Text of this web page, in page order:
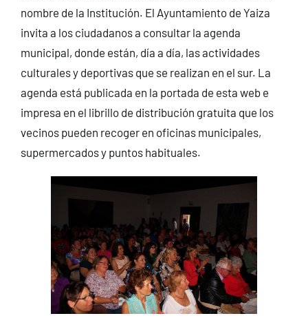
nombre de la Institución. El Ayuntamiento de Yaiza
invita a los ciudadanos a consultar la agenda
municipal, donde están, día a día, las actividades
culturales y deportivas que se realizan en el sur. La
agenda está publicada en la portada de esta web e
impresa en el librillo de distribución gratuita que los
vecinos pueden recoger en oficinas municipales,
supermercados y puntos habituales.